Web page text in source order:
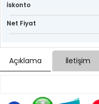
İskonto
Net Fiyat
Açıklama İletişim